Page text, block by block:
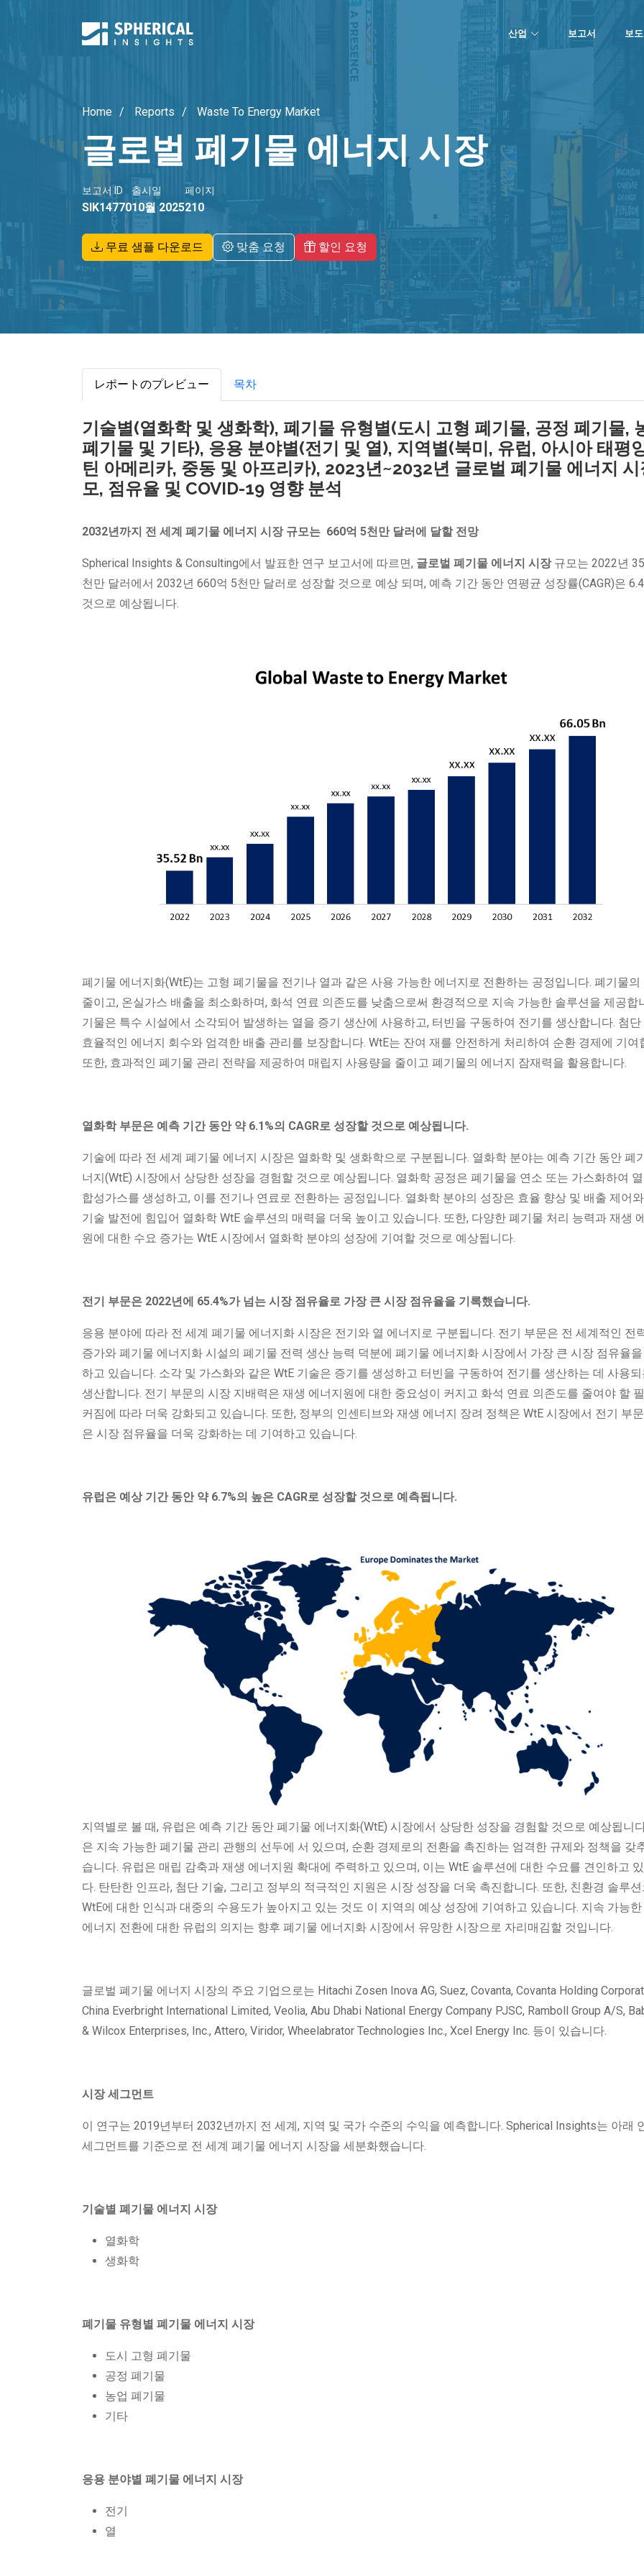
산업 보고서 보
Home Reports Waste To Energy Market
글로벌 폐기물 에너지 시장
보고서 ID
SIK14770
출시일
10월 2025
페이지
210
무료 샘플 다운로드 맞춤 요청 할인 요청
レポートのプレビュー 목차
기술별(열화학 및 생화학), 폐기물 유형별(도시 고형 폐기물, 공정 폐기물,
폐기물 및 기타), 응용 분야별(전기 및 열), 지역별(북미, 유럽, 아시아 태평
틴 아메리카, 중동 및 아프리카), 2023년~2032년 글로벌 폐기물 에너지 시
모, 점유율 및 COVID-19 영향 분석
2032년까지 전 세계 폐기물 에너지 시장 규모는 660억 5천만 달러에 달할 전망
Spherical Insights & Consulting에서 발표한 연구 보고서에 따르면, 글로벌 폐기물 에너지 시장규모는 2022년
천만 달러에서 2032년 660억 5천만 달러로 성장할 것으로 예상 되며, 예측 기간 동안 연평균 성장률(CAGR)은
것으로 예상됩니다.
폐기물 에너지화(WtE)는 고형 폐기물을 전기나 열과 같은 사용 가능한 에너지로 전환하는 공정입니다. 폐기물의
줄이고, 온실가스 배출을 최소화하며, 화석 연료 의존도를 낮춤으로써 환경적으로 지속 가능한 솔루션을 제공합
기물은 특수 시설에서 소각되어 발생하는 열을 증기 생산에 사용하고, 터빈을 구동하여 전기를 생산합니다. 첨단
효율적인 에너지 회수와 엄격한 배출 관리를 보장합니다. WtE는 잔여 재를 안전하게 처리하여 순환 경제에 기여
또한, 효과적인 폐기물 관리 전략을 제공하여 매립지 사용량을 줄이고 폐기물의 에너지 잠재력을 활용합니다.
열화학 부문은 예측 기간 동안 약 6.1%의 CAGR로 성장할 것으로 예상됩니다.
기술에 따라 전 세계 폐기물 에너지 시장은 열화학 및 생화학으로 구분됩니다. 열화학 분야는 예측 기간 동안 폐
너지(WtE) 시장에서 상당한 성장을 경험할 것으로 예상됩니다. 열화학 공정은 폐기물을 연소 또는 가스화하여
합성가스를 생성하고, 이를 전기나 연료로 전환하는 공정입니다. 열화학 분야의 성장은 효율 향상 및 배출 제어
기술 발전에 힘입어 열화학 WtE 솔루션의 매력을 더욱 높이고 있습니다. 또한, 다양한 폐기물 처리 능력과 재생
원에 대한 수요 증가는 WtE 시장에서 열화학 분야의 성장에 기여할 것으로 예상됩니다.
전기 부문은 2022년에 65.4%가 넘는 시장 점유율로 가장 큰 시장 점유율을 기록했습니다.
응용 분야에 따라 전 세계 폐기물 에너지화 시장은 전기와 열 에너지로 구분됩니다. 전기 부문은 전 세계적인 전
증가와 폐기물 에너지화 시설의 폐기물 전력 생산 능력 덕분에 폐기물 에너지화 시장에서 가장 큰 시장 점유율을
하고 있습니다. 소각 및 가스화와 같은 WtE 기술은 증기를 생성하고 터빈을 구동하여 전기를 생산하는 데 사용
생산합니다. 전기 부문의 시장 지배력은 재생 에너지원에 대한 중요성이 커지고 화석 연료 의존도를 줄여야 할
커짐에 따라 더욱 강화되고 있습니다. 또한, 정부의 인센티브와 재생 에너지 장려 정책은 WtE 시장에서 전기 부
은 시장 점유율을 더욱 강화하는 데 기여하고 있습니다.
유럽은 예상 기간 동안 약 6.7%의 높은 CAGR로 성장할 것으로 예측됩니다.
지역별로 볼 때, 유럽은 예측 기간 동안 폐기물 에너지화(WtE) 시장에서 상당한 성장을 경험할 것으로 예상됩니
은 지속 가능한 폐기물 관리 관행의 선두에 서 있으며, 순환 경제로의 전환을 촉진하는 엄격한 규제와 정책을 갖
습니다. 유럽은 매립 감축과 재생 에너지원 확대에 주력하고 있으며, 이는 WtE 솔루션에 대한 수요를 견인하고
다. 탄탄한 인프라, 첨단 기술, 그리고 정부의 적극적인 지원은 시장 성장을 더욱 촉진합니다. 또한, 친환경 솔루션
WtE에 대한 인식과 대중의 수용도가 높아지고 있는 것도 이 지역의 예상 성장에 기여하고 있습니다. 지속 가능
에너지 전환에 대한 유럽의 의지는 향후 폐기물 에너지화 시장에서 유망한 시장으로 자리매김할 것입니다.
글로벌 폐기물 에너지 시장의 주요 기업으로는 Hitachi Zosen Inova AG, Suez, Covanta, Covanta Holding
China Everbright International Limited, Veolia, Abu Dhabi National Energy Company PJSC, Ramboll Group A/S,
& Wilcox Enterprises, Inc., Attero, Viridor, Wheelabrator Technologies Inc., Xcel Energy Inc. 등이 있습니다.
시장 세그먼트
이 연구는 2019년부터 2032년까지 전 세계, 지역 및 국가 수준의 수익을 예측합니다. Spherical Insights는 아래
세그먼트를 기준으로 전 세계 폐기물 에너지 시장을 세분화했습니다.
기술별 폐기물 에너지 시장
열화학
생화학
폐기물 유형별 폐기물 에너지 시장
도시 고형 폐기물
공정 폐기물
농업 폐기물
기타
응용 분야별 폐기물 에너지 시장
전기
열